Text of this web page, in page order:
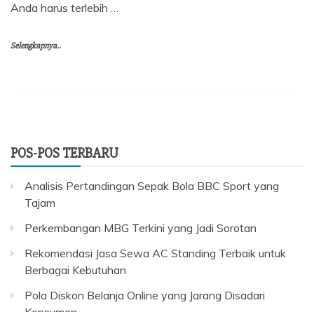
Anda harus terlebih …
Selengkapnya..
POS-POS TERBARU
Analisis Pertandingan Sepak Bola BBC Sport yang
Tajam
Perkembangan MBG Terkini yang Jadi Sorotan
Rekomendasi Jasa Sewa AC Standing Terbaik untuk
Berbagai Kebutuhan
Pola Diskon Belanja Online yang Jarang Disadari